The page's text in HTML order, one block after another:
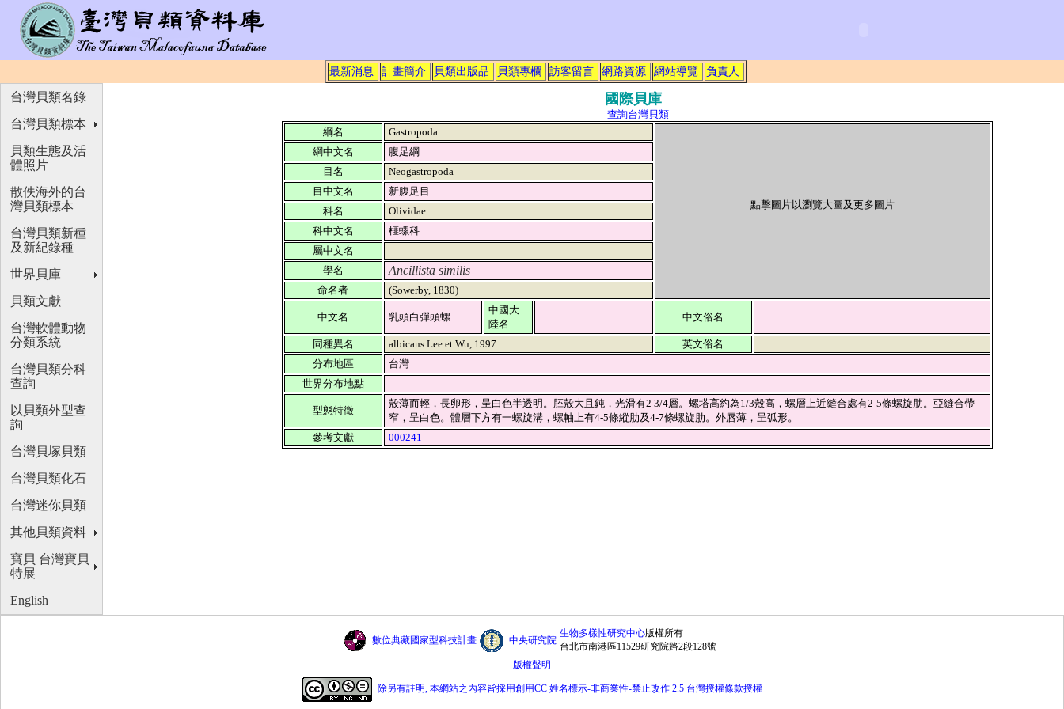
最新消息 計畫簡介 貝類出版品 貝類專欄 訪客留言 網路資源 網站導覽 負責人
國際貝庫
查詢台灣貝類
綱名
Gastropoda
點擊圖片以瀏覽大圖及更多圖片
綱中文名
腹足綱
目名
Neogastropoda
目中文名
新腹足目
科名
Olividae
科中文名
榧螺科
屬中文名
學名
Ancillista similis
命名者 (Sowerby, 1830)
中文名 乳頭白彈頭螺
中國大
陸名
中文俗名
同種異名 albicans Lee et Wu, 1997
英文俗名
分布地區
台灣
世界分布地點
型態特徵
殼薄而輕，長卵形，呈白色半透明。胚殼大且鈍，光滑有2 3/4層。螺塔高約為1/3殼高，螺層上近縫合處有2-5條螺旋肋。亞縫合帶
窄，呈白色。體層下方有一螺旋溝，螺軸上有4-5條縱肋及4-7條螺旋肋。外唇薄，呈弧形。
參考文獻
000241
台灣貝類名錄
台灣貝類標本
貝類生態及活
體照片
散佚海外的台
灣貝類標本
台灣貝類新種
及新紀錄種
世界貝庫
貝類文獻
台灣軟體動物
分類系統
台灣貝類分科
查詢
以貝類外型查
詢
台灣貝塚貝類
台灣貝類化石
台灣迷你貝類
其他貝類資料
寶貝 台灣寶貝
特展
English
數位典藏國家型科技計畫 中央研究院
生物多樣性研究中心版權所有
台北市南港區11529研究院路2段128號
版權聲明
除另有註明, 本網站之內容皆採用創用CC 姓名標示-非商業性-禁止改作 2.5 台灣授權條款授權